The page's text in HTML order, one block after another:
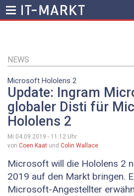
Inhalt
NEWS
Microsoft Hololens 2
Update: Ingram
globaler Disti für
Hololens 2
Mi 04.09.2019 - 11:12 Uhr
von Coen Kaat und Colin Wallace
Microsoft will die Hololens 2
2019 auf den Markt bringen.
Microsoft-Angestellter